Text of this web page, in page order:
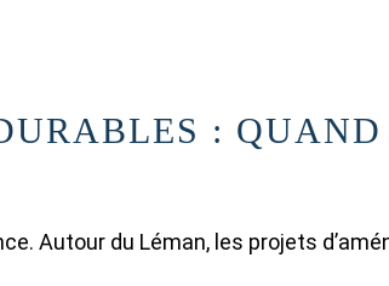
:
Autour du Léman, les projets